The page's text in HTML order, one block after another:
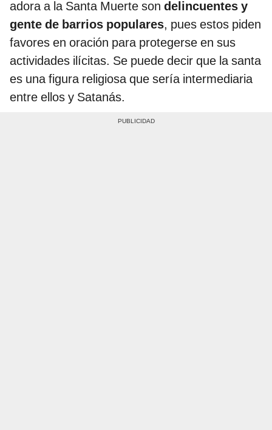
adora a la Santa Muerte son delincuentes y
gente de barrios populares, pues estos piden
favores en oración para protegerse en sus
actividades ilícitas. Se puede decir que la santa
es una figura religiosa que sería intermediaria
entre ellos y Satanás.